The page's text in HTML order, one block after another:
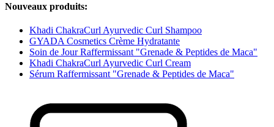
Nouveaux produits:
Khadi ChakraCurl Ayurvedic Curl Shampoo
GYADA Cosmetics Crème Hydratante
Soin de Jour Raffermissant "Grenade & Peptides de Maca"
Khadi ChakraCurl Ayurvedic Curl Cream
Sérum Raffermissant "Grenade & Peptides de Maca"